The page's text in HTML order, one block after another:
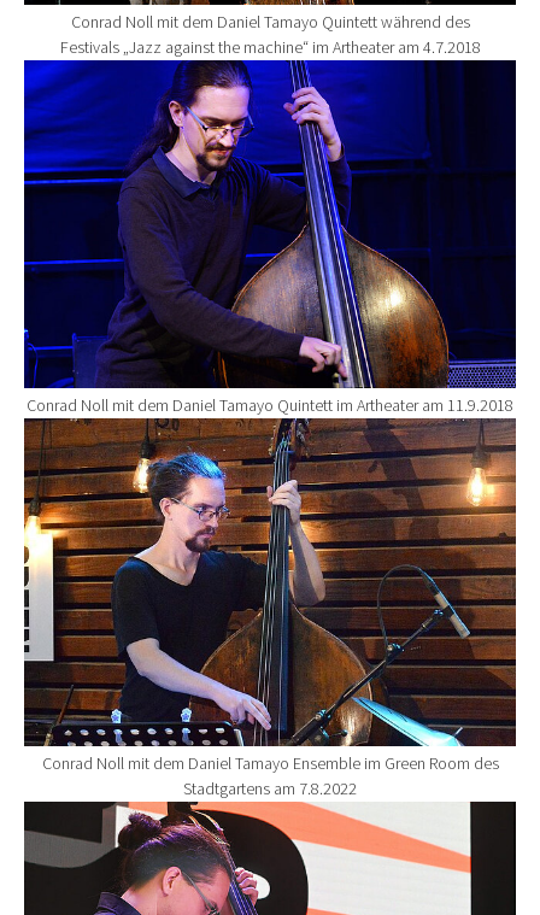
Conrad Noll mit dem Daniel Tamayo Quintett während des
Festivals „Jazz against the machine“ im Artheater am 4.7.2018
Show larger version for:
Conrad Noll mit dem Daniel Tamayo Quintett im Artheater am 11.9.2018
Show larger version for:
Conrad Noll mit dem Daniel Tamayo Ensemble im Green Room des
Stadtgartens am 7.8.2022
Show larger version for: